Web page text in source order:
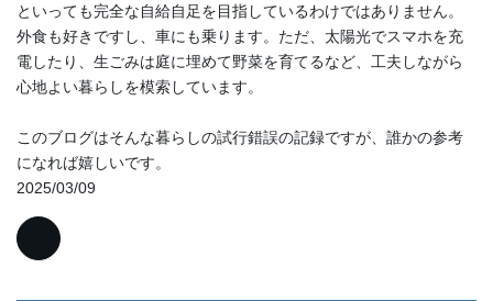
といっても完全な自給自足を目指しているわけではありません。
外食も好きですし、車にも乗ります。ただ、太陽光でスマホを充
電したり、生ごみは庭に埋めて野菜を育てるなど、工夫しながら
心地よい暮らしを模索しています。
このブログはそんな暮らしの試行錯誤の記録ですが、誰かの参考
になれば嬉しいです。
2025/03/09